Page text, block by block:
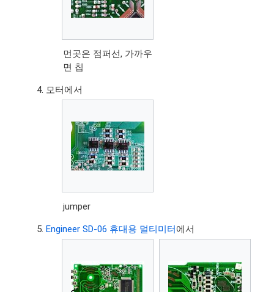
먼곳은 점퍼선, 가까우
면 칩
모터에서
jumper
Engineer SD-06 휴대용 멀티미터에서